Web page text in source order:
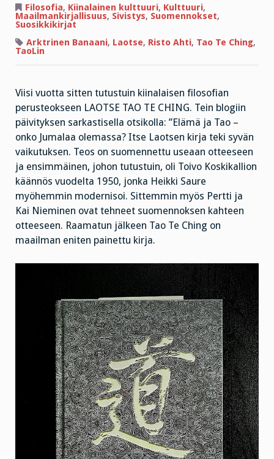
ihminen
ei
väitä;
väittää
Filosofia, Kiinalainen kulttuuri, Kulttuuri,
Maailmankirjallisuus, Sivistys, Suomennokset,
Suosikkikirjat
Arktrinen Banaani, Laotse, Risto Ahti, Tao Te Ching,
TaoLin
Viisi vuotta sitten tutustuin kiinalaisen filosofian
perusteokseen LAOTSE TAO TE CHING. Tein blogiin
päivityksen sarkastisella otsikolla: ”Elämä ja Tao –
onko Jumalaa olemassa? Itse Laotsen kirja teki syvän
vaikutuksen. Teos on suomennettu useaan otteeseen
ja ensimmäinen, johon tutustuin, oli Toivo Koskikallion
käännös vuodelta 1950, jonka Heikki Saure
myöhemmin modernisoi. Sittemmin myös Pertti ja
Kai Nieminen ovat tehneet suomennoksen kahteen
otteeseen. Raamatun jälkeen Tao Te Ching on
maailman eniten painettu kirja.